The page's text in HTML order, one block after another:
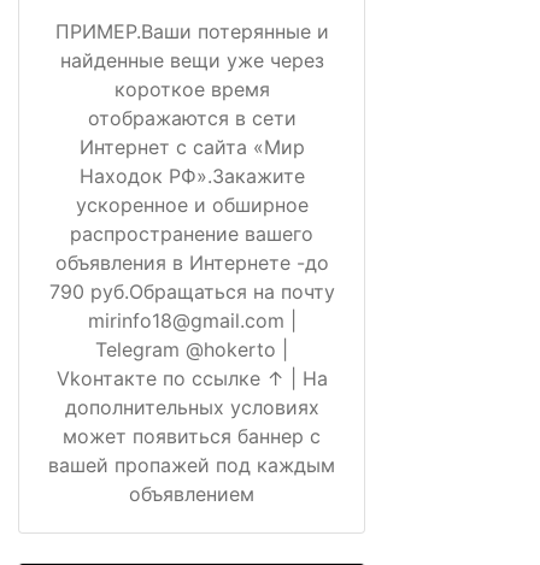
ПРИМЕР.Ваши потерянные и
найденные вещи уже через
короткое время
отображаются в сети
Интернет с сайта «Мир
Находок РФ».Закажите
ускоренное и обширное
распространение вашего
объявления в Интернете -до
790 руб.Обращаться на почту
mirinfo18@gmail.com |
Telegram @hokerto |
Vkонтакте по ссылке ↑ | На
дополнительных условиях
может появиться баннер с
вашей пропажей под каждым
объявлением